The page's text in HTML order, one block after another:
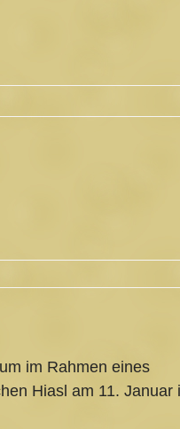
im Rahmen eines
Hiasl am 11. Januar